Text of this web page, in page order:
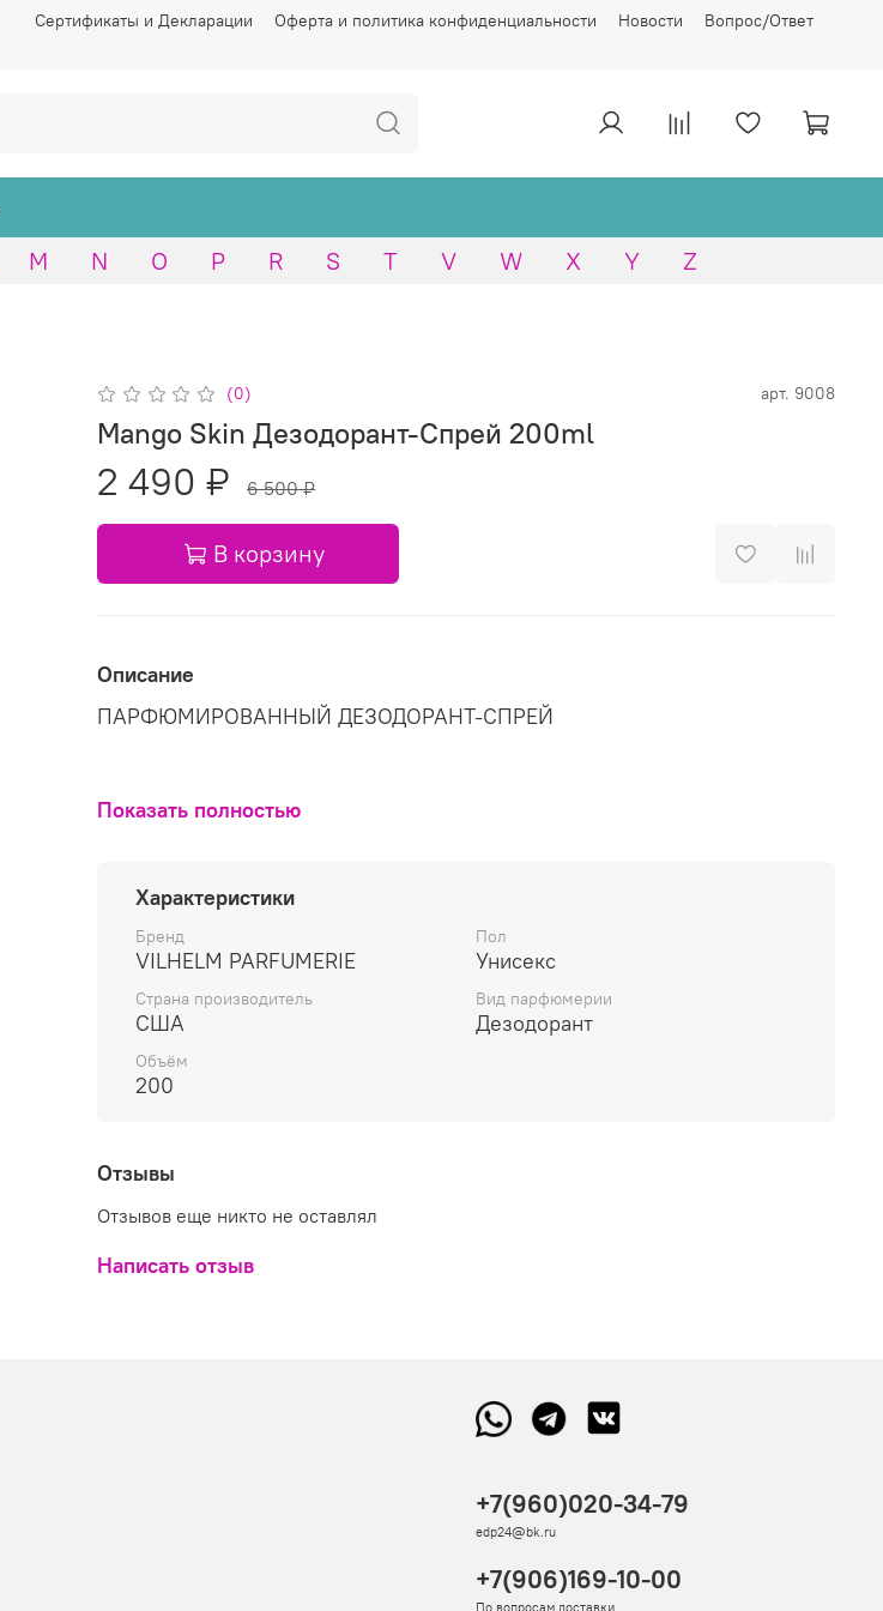
Сертификаты и Декларации Оферта и политика конфиденциальности Новости Вопрос/Ответ
M N O P R S T V W X Y Z
(0) арт. 9008
Mango Skin Дезодорант-Спрей 200ml
2 490 ₽ 6 500 ₽
В корзину
Описание
ПАРФЮМИРОВАННЫЙ ДЕЗОДОРАНТ-СПРЕЙ
Показать полностью
Характеристики
Бренд
VILHELM PARFUMERIE
Пол
Унисекс
Страна производитель
США
Вид парфюмерии
Дезодорант
Объём
200
Отзывы
Отзывов еще никто не оставлял
Написать отзыв
+7(960)020-34-79
edp24@bk.ru
+7(906)169-10-00
По вопросам доставки